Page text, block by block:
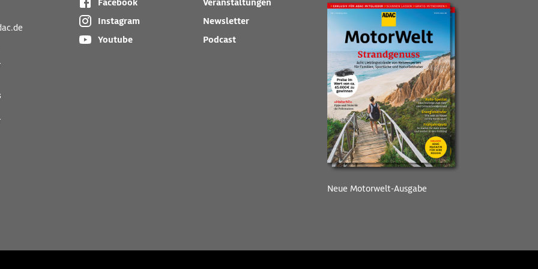
Facebook
Instagram
Youtube
Veranstaltungen
Newsletter
Podcast
Neue Motorwelt-Ausgabe